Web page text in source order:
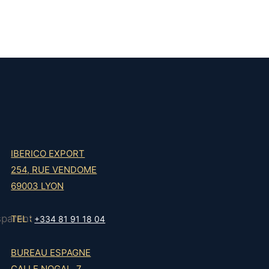
peuvent
IBERICO EXPORT
254, RUE VENDOME
69003 LYON
TEL : +334 81 91 18 04
BUREAU ESPAGNE